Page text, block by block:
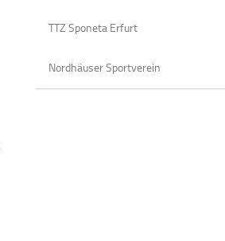
TTZ Sponeta Erfurt
Nordhäuser Sportverein